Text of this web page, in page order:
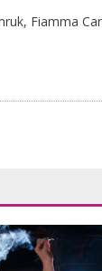
Fiamma